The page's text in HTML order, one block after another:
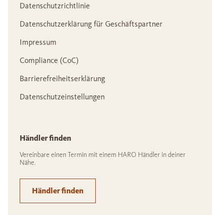
Datenschutzrichtlinie
Datenschutzerklärung für Geschäftspartner
Impressum
Compliance (CoC)
Barrierefreiheitserklärung
Datenschutzeinstellungen
Händler finden
Vereinbare einen Termin mit einem HARO Händler in deiner
Nähe.
Händler finden